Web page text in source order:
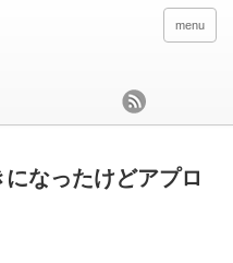
menu
なったけどアプロ